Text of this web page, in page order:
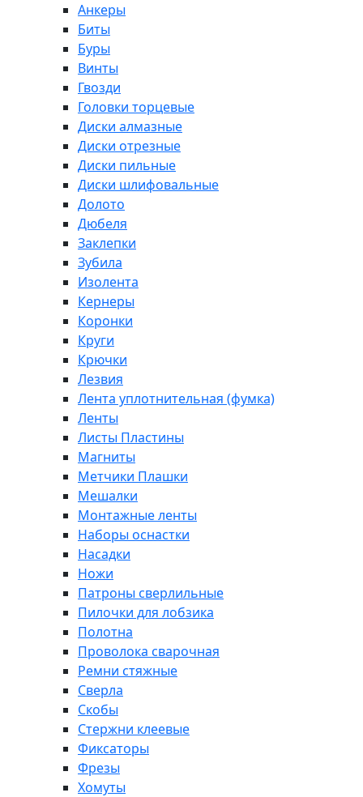
Анкеры
Биты
Буры
Винты
Гвозди
Головки торцевые
Диски алмазные
Диски отрезные
Диски пильные
Диски шлифовальные
Долото
Дюбеля
Заклепки
Зубила
Изолента
Кернеры
Коронки
Круги
Крючки
Лезвия
Лента уплотнительная (фумка)
Ленты
Листы Пластины
Магниты
Метчики Плашки
Мешалки
Монтажные ленты
Наборы оснастки
Насадки
Ножи
Патроны сверлильные
Пилочки для лобзика
Полотна
Проволока сварочная
Ремни стяжные
Сверла
Скобы
Стержни клеевые
Фиксаторы
Фрезы
Хомуты